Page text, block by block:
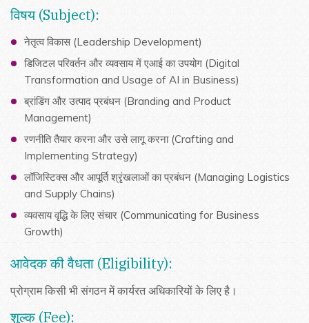
विषय (Subject):
नेतृत्व विकास (Leadership Development)
डिजिटल परिवर्तन और व्यवसाय में एआई का उपयोग (Digital
Transformation and Usage of AI in Business)
ब्रांडिंग और उत्पाद प्रबंधन (Branding and Product
Management)
रणनीति तैयार करना और उसे लागू करना (Crafting and
Implementing Strategy)
लॉजिस्टिक्स और आपूर्ति श्रृंखलाओं का प्रबंधन (Managing Logistics
and Supply Chains)
व्यवसाय वृद्धि के लिए संचार (Communicating for Business
Growth)
आवेदक की वैधता (Eligibility):
प्रोग्राम किसी भी संगठन में कार्यरत अधिकारियों के लिए है।
शुल्क (Fee):